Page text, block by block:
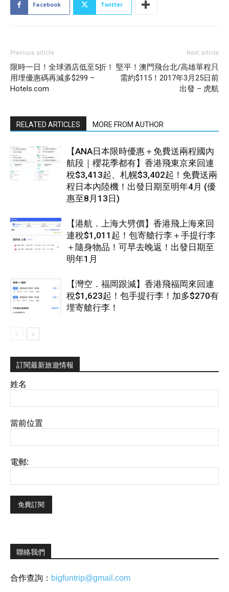
Facebook Twitter
Previous article
限時一日！全球酒店低至5折！
用埋優惠碼再減多$299 –
Hotels.com
Next article
堅平！澳門飛台北/高雄單程只
需約$115！2017年3月25日前
出發 – 虎航
RELATED ARTICLES MORE FROM AUTHOR
【ANA日本限時優惠＋免費送兩程國內
航段｜櫻花季都有】香港飛東京來回連
稅$3,413起、札幌$3,402起！免費送兩
程日本內陸機！出發日期至明年4月 (優
惠至8月13日)
【港航．上海大劈價】香港飛上海來回
連稅$1,011起！包寄艙行李＋手提行李
＋隨身物品！可早去晚返！出發日期至
明年1月
【灣空．福岡跟減】香港飛福岡來回連
稅$1,623起！包手提行李！加多$270有
埋寄艙行李！
訂閱最新旅遊情報
姓名
當前位置
電郵:
聯絡我們
合作查詢： bigfuntrip@gmail.com